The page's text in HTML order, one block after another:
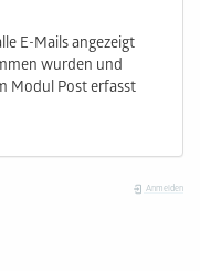
E-Mails angezeigt
wurden und
Modul Post erfasst
Anmelden